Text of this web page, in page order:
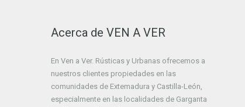
Acerca de VEN A VER
En Ven a Ver. Rústicas y Urbanas ofrecemos a
nuestros clientes propiedades en las
comunidades de Extemadura y Castilla-León,
especialmente en las localidades de Garganta